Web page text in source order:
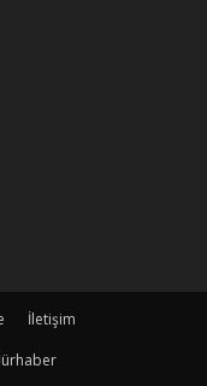
İletişim